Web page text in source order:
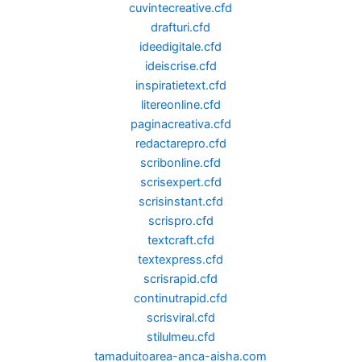
cuvintecreative.cfd
drafturi.cfd
ideedigitale.cfd
ideiscrise.cfd
inspiratietext.cfd
litereonline.cfd
paginacreativa.cfd
redactarepro.cfd
scribonline.cfd
scrisexpert.cfd
scrisinstant.cfd
scrispro.cfd
textcraft.cfd
textexpress.cfd
scrisrapid.cfd
continutrapid.cfd
scrisviral.cfd
stilulmeu.cfd
tamaduitoarea-anca-aisha.com